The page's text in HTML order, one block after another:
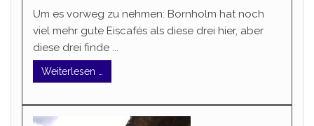
Um es vorweg zu nehmen: Bornholm hat noch
viel mehr gute Eiscafés als diese drei hier, aber
diese drei finde ...
Weiterlesen …